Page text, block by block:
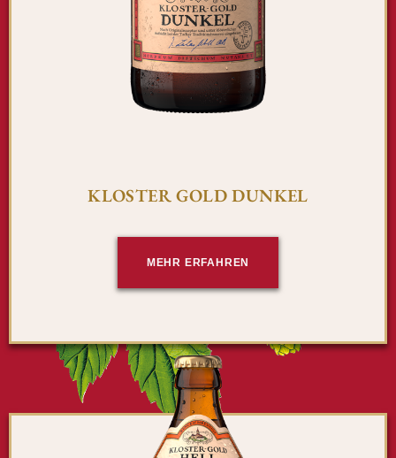
KLOSTER GOLD DUNKEL
MEHR ERFAHREN